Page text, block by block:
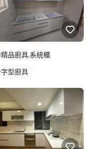
精品廚具.系統櫃
型廚具